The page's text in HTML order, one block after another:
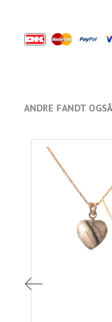
ANDRE FANDT OGSÅ